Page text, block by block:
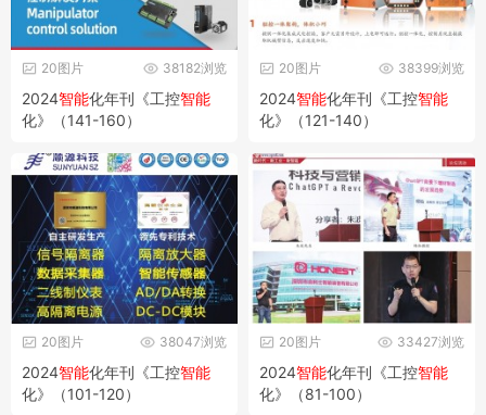
38182浏览
20图片
2024智能化年刊《工控智能
化》（141-160）
38399浏览
20图片
2024智能化年刊《工控智能
化》（121-140）
38047浏览
20图片
2024智能化年刊《工控智能
化》（101-120）
33427浏览
20图片
2024智能化年刊《工控智能
化》（81-100）